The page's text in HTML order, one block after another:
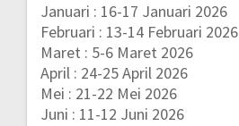
Januari : 16-17 Januari 2026
Februari : 13-14 Februari 2026
Maret : 5-6 Maret 2026
April : 24-25 April 2026
Mei : 21-22 Mei 2026
Juni : 11-12 Juni 2026